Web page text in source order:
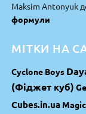
Maksim Antonyuk
формули
МІТКИ НА
Cyclone Boys
(Фіджет куб)
Cubes.in.ua